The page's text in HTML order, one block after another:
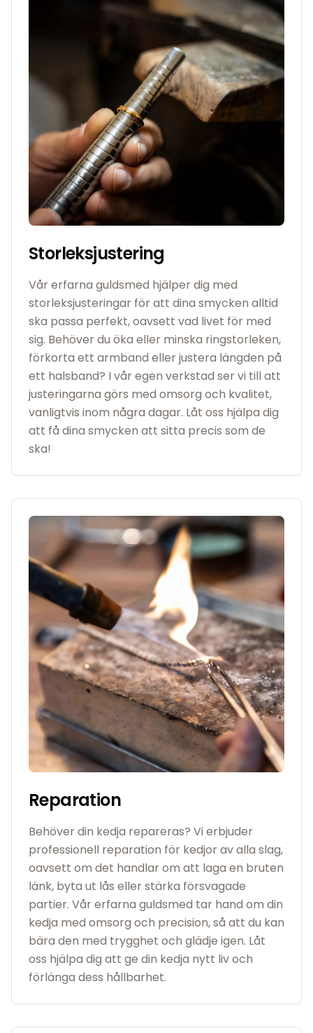
Storleksjustering
Vår erfarna guldsmed hjälper dig med
storleksjusteringar för att dina smycken alltid
ska passa perfekt, oavsett vad livet för med
sig. Behöver du öka eller minska ringstorleken,
förkorta ett armband eller justera längden på
ett halsband? I vår egen verkstad ser vi till att
justeringarna görs med omsorg och kvalitet,
vanligtvis inom några dagar. Låt oss hjälpa dig
att få dina smycken att sitta precis som de
ska!
Reparation
Behöver din kedja repareras? Vi erbjuder
professionell reparation för kedjor av alla slag,
oavsett om det handlar om att laga en bruten
länk, byta ut lås eller stärka försvagade
partier. Vår erfarna guldsmed tar hand om din
kedja med omsorg och precision, så att du kan
bära den med trygghet och glädje igen. Låt
oss hjälpa dig att ge din kedja nytt liv och
förlänga dess hållbarhet.